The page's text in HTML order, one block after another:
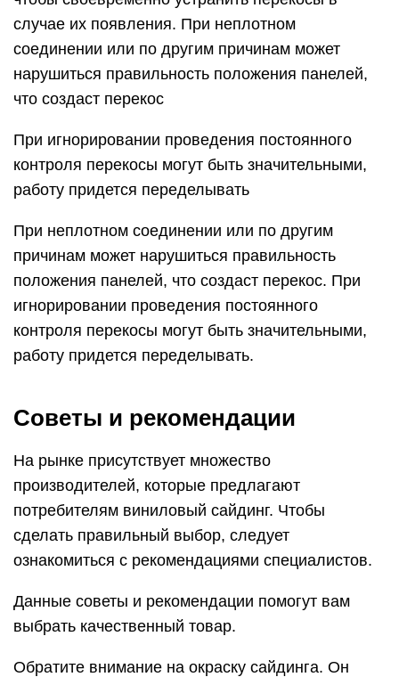
случае их появления. При неплотном
соединении или по другим причинам может
нарушиться правильность положения панелей,
что создаст перекос
При игнорировании проведения постоянного
контроля перекосы могут быть значительными,
работу придется переделывать
При неплотном соединении или по другим
причинам может нарушиться правильность
положения панелей, что создаст перекос. При
игнорировании проведения постоянного
контроля перекосы могут быть значительными,
работу придется переделывать.
Советы и рекомендации
На рынке присутствует множество
производителей, которые предлагают
потребителям виниловый сайдинг. Чтобы
сделать правильный выбор, следует
ознакомиться с рекомендациями специалистов.
Данные советы и рекомендации помогут вам
выбрать качественный товар.
Обратите внимание на окраску сайдинга. Он